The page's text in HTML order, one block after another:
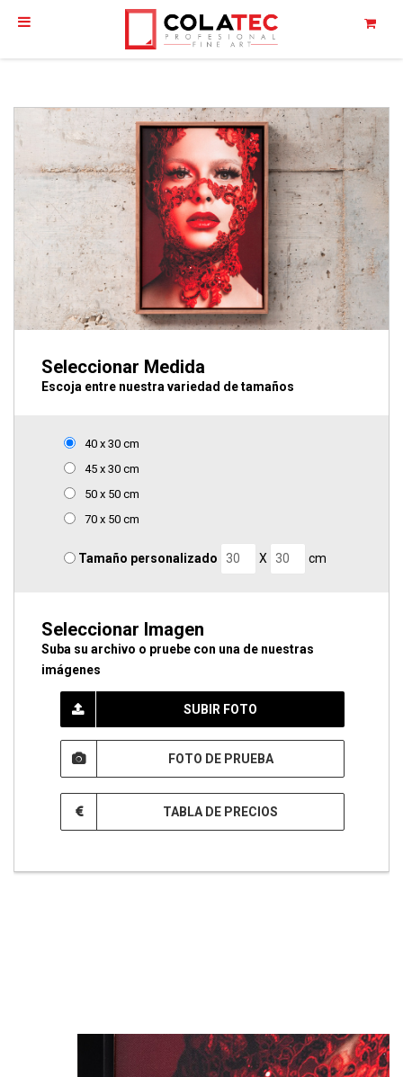
Seleccionar Medida
Escoja entre nuestra variedad de tamaños
40 x 30 cm
45 x 30 cm
50 x 50 cm
70 x 50 cm
Tamaño personalizado X cm
Seleccionar Imagen
Suba su archivo o pruebe con una de nuestras
imágenes
SUBIR FOTO
FOTO DE PRUEBA
TABLA DE PRECIOS